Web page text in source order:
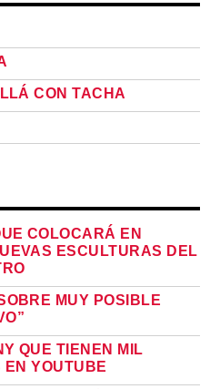
CON TACHA
COLOCARÁ EN
ESCULTURAS DEL
MUY POSIBLE
QUE TIENEN MIL
EN YOUTUBE